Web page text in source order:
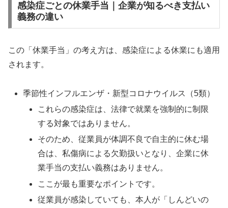
感染症ごとの休業手当｜企業が知るべき支払い
義務の違い
この「休業手当」の考え方は、感染症による休業にも適用
されます。
季節性インフルエンザ・新型コロナウイルス（5類）
これらの感染症は、法律で就業を強制的に制限
する対象ではありません。
そのため、従業員が体調不良で自主的に休む場
合は、私傷病による欠勤扱いとなり、企業に休
業手当の支払い義務はありません。
ここが最も重要なポイントです。
従業員が感染していても、本人が「しんどいの